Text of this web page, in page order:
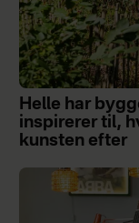
Helle har
inspirerer til,
kunsten efter